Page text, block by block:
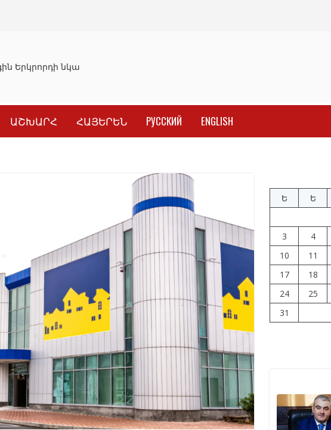
նկատմամբ սահմանափակման վերացման որոշումը
ԱՇԽԱՐՀ ՀԱՅԵՐԵՆ РУССКИЙ ENGLISH
Ե
Ե
3
4
10
11
17
18
24
25
31